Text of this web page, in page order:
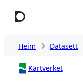
Heim Datasett
Kartverket